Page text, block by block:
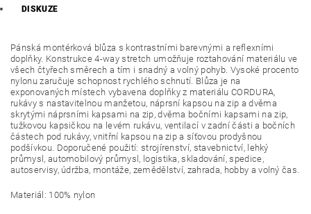
DISKUZE
Pánská montérková blůza s kontrastními barevnými a reflexními
doplňky. Konstrukce 4-way stretch umožňuje roztahování materiálu ve
všech čtyřech směrech a tím i snadný a volný pohyb. Vysoké procento
nylonu zaručuje schopnost rychlého schnutí. Blůza je na
exponovaných místech vybavena doplňky z materiálu CORDURA,
rukávy s nastavitelnou manžetou, náprsní kapsou na zip a dvěma
skrytými náprsními kapsami na zip, dvěma bočními kapsami na zip,
tužkovou kapsičkou na levém rukávu, ventilací v zadní části a bočních
částech pod rukávy, vnitřní kapsou na zip a síťovou prodyšnou
podšívkou. Doporučené použití: strojírenství, stavebnictví, lehký
průmysl, automobilový průmysl, logistika, skladování, spedice,
autoservisy, údržba, montáže, zemědělství, zahrada, hobby a volný čas.
Materiál: 100% nylon